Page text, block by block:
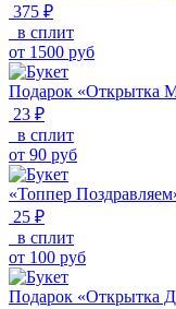
375 ₽
в сплит
от 1500 руб
Подарок «Открытка
23 ₽
в сплит
от 90 руб
«Топпер
25 ₽
в сплит
от 100 руб
Подарок «Открытка